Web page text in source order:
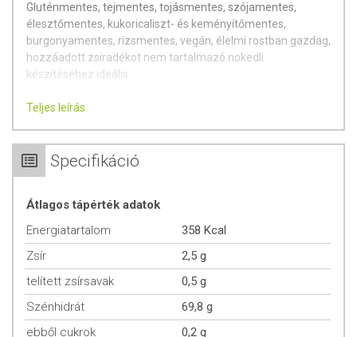
Gluténmentes, tejmentes, tojásmentes, szójamentes,
élesztőmentes, kukoricaliszt- és keményítőmentes,
burgonyamentes, rizsmentes, vegán, élelmi rostban gazdag,
hozzáadott zsiradékot nem tartalmazó nokedli
készítéséhez ideális.
Alkalmazási terület: A termék gluténmentes, tejmentes,
élelmi rostban gazdag, hozzáadott zsiradékot nem
tartalmazó nokedli készítésére alkalmas.
ÖSSZETEVŐK
Gluténmentes lisztkeverék (kölesliszt [köles: Lengyelország],
quinoa liszt), tápióka keményítő, útifű maghéj liszt
RECEPTÖTLETEK
Elkészítési javaslat:
Teljes leírás
Specifikáció
Átlagos tápérték adatok
Energiatartalom
358 Kcal
Zsír
2,5 g
telített zsírsavak
0,5 g
Szénhidrát
69,8 g
ebből cukrok
0,2 g